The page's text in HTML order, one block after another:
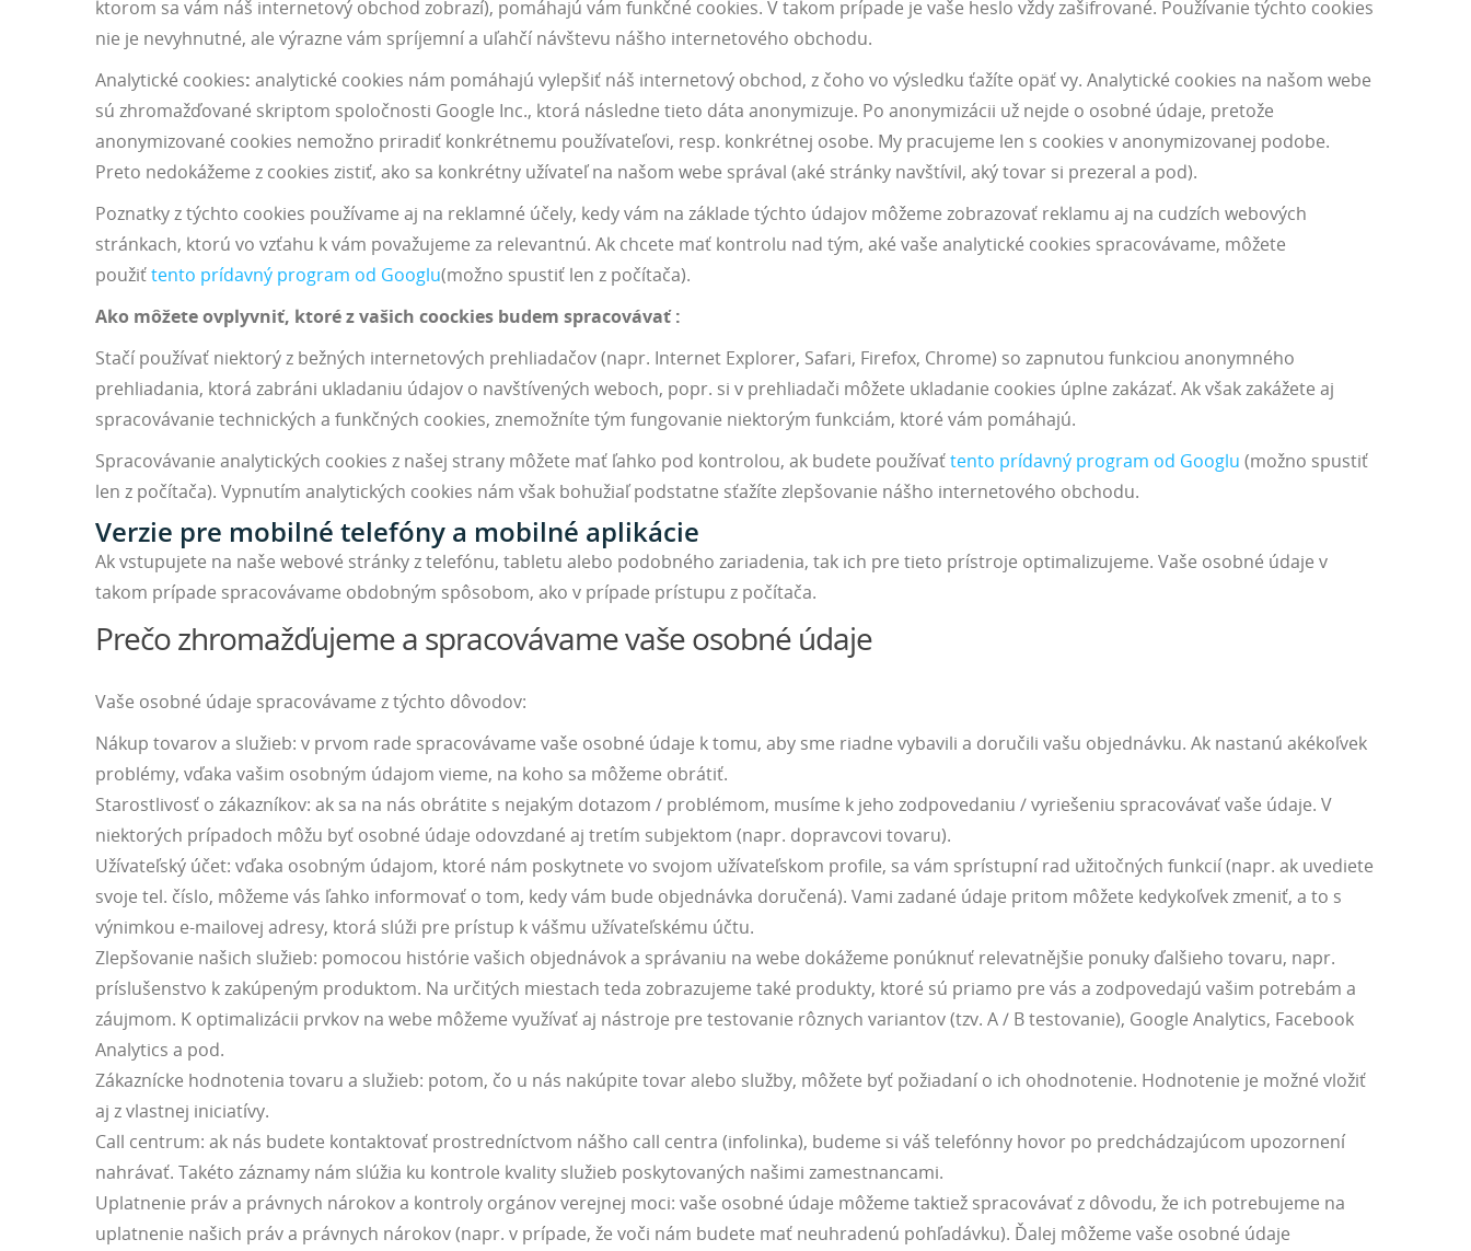
ktorom sa vám náš internetový obchod zobrazí), pomáhajú vám funkčné cookies. V takom prípade je vaše heslo vždy zašifrované. Používanie týchto cookies
nie je nevyhnutné, ale výrazne vám spríjemní a uľahčí návštevu nášho internetového obchodu.
Analytické cookies: analytické cookies nám pomáhajú vylepšiť náš internetový obchod, z čoho vo výsledku ťažíte opäť vy. Analytické cookies na našom webe
sú zhromažďované skriptom spoločnosti Google Inc., ktorá následne tieto dáta anonymizuje. Po anonymizácii už nejde o osobné údaje, pretože
anonymizované cookies nemožno priradiť konkrétnemu používateľovi, resp. konkrétnej osobe. My pracujeme len s cookies v anonymizovanej podobe.
Preto nedokážeme z cookies zistiť, ako sa konkrétny užívateľ na našom webe správal (aké stránky navštívil, aký tovar si prezeral a pod).
Poznatky z týchto cookies používame aj na reklamné účely, kedy vám na základe týchto údajov môžeme zobrazovať reklamu aj na cudzích webových
stránkach, ktorú vo vzťahu k vám považujeme za relevantnú. Ak chcete mať kontrolu nad tým, aké vaše analytické cookies spracovávame, môžete
použiťtento prídavný program od Googlu(možno spustiť len z počítača).
Ako môžete ovplyvniť, ktoré z vašich coockies budem spracovávať :
Stačí používať niektorý z bežných internetových prehliadačov (napr. Internet Explorer, Safari, Firefox, Chrome) so zapnutou funkciou anonymného
prehliadania, ktorá zabráni ukladaniu údajov o navštívených weboch, popr. si v prehliadači môžete ukladanie cookies úplne zakázať. Ak však zakážete aj
spracovávanie technických a funkčných cookies, znemožníte tým fungovanie niektorým funkciám, ktoré vám pomáhajú.
Spracovávanie analytických cookies z našej strany môžete mať ľahko pod kontrolou, ak budete používaťtento prídavný program od Googlu (možno spustiť
len z počítača). Vypnutím analytických cookies nám však bohužiaľ podstatne sťažíte zlepšovanie nášho internetového obchodu.
Verzie pre mobilné telefóny a mobilné aplikácie
Ak vstupujete na naše webové stránky z telefónu, tabletu alebo podobného zariadenia, tak ich pre tieto prístroje optimalizujeme. Vaše osobné údaje v
takom prípade spracovávame obdobným spôsobom, ako v prípade prístupu z počítača.
Prečo zhromažďujeme a spracovávame vaše osobné údaje
Vaše osobné údaje spracovávame z týchto dôvodov:
Nákup tovarov a služieb: v prvom rade spracovávame vaše osobné údaje k tomu, aby sme riadne vybavili a doručili vašu objednávku. Ak nastanú akékoľvek
problémy, vďaka vašim osobným údajom vieme, na koho sa môžeme obrátiť.
Starostlivosť o zákazníkov: ak sa na nás obrátite s nejakým dotazom / problémom, musíme k jeho zodpovedaniu / vyriešeniu spracovávať vaše údaje. V
niektorých prípadoch môžu byť osobné údaje odovzdané aj tretím subjektom (napr. dopravcovi tovaru).
Užívateľský účet: vďaka osobným údajom, ktoré nám poskytnete vo svojom užívateľskom profile, sa vám sprístupní rad užitočných funkcií (napr. ak uvediete
svoje tel. číslo, môžeme vás ľahko informovať o tom, kedy vám bude objednávka doručená). Vami zadané údaje pritom môžete kedykoľvek zmeniť, a to s
výnimkou e-mailovej adresy, ktorá slúži pre prístup k vášmu užívateľskému účtu.
Zlepšovanie našich služieb: pomocou histórie vašich objednávok a správaniu na webe dokážeme ponúknuť relevatnějšie ponuky ďalšieho tovaru, napr.
príslušenstvo k zakúpeným produktom. Na určitých miestach teda zobrazujeme také produkty, ktoré sú priamo pre vás a zodpovedajú vašim potrebám a
záujmom. K optimalizácii prvkov na webe môžeme využívať aj nástroje pre testovanie rôznych variantov (tzv. A / B testovanie), Google Analytics, Facebook
Analytics a pod.
Zákaznícke hodnotenia tovaru a služieb: potom, čo u nás nakúpite tovar alebo služby, môžete byť požiadaní o ich ohodnotenie. Hodnotenie je možné vložiť
aj z vlastnej iniciatívy.
Call centrum: ak nás budete kontaktovať prostredníctvom nášho call centra (infolinka), budeme si váš telefónny hovor po predchádzajúcom upozornení
nahrávať. Takéto záznamy nám slúžia ku kontrole kvality služieb poskytovaných našimi zamestnancami.
Uplatnenie práv a právnych nárokov a kontroly orgánov verejnej moci: vaše osobné údaje môžeme taktiež spracovávať z dôvodu, že ich potrebujeme na
uplatnenie našich práv a právnych nárokov (napr. v prípade, že voči nám budete mať neuhradenú pohľadávku). Ďalej môžeme vaše osobné údaje